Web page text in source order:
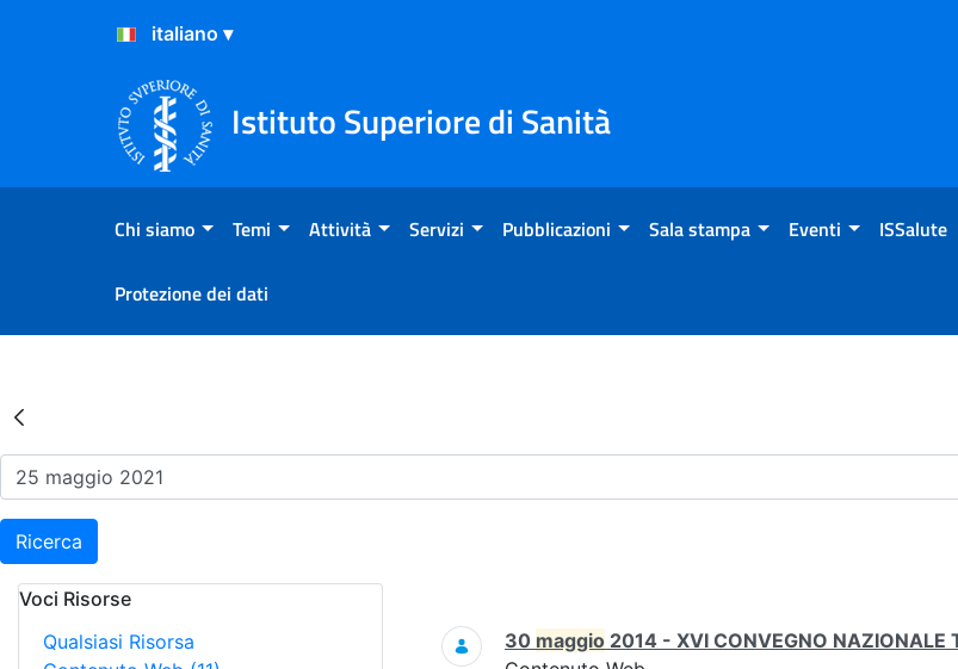
Salta al Contenuto
Salta al Footer
Istituto Superiore di Sanità
Chi siamo Temi Attività Servizi Pubblicazioni Sala stampa Eventi ISSalute
Protezione dei dati
Risultati della Ricerca - Eventi
Ricerca
Voci Risorse
Qualsiasi Risorsa
Ricerca
30 maggio 2014 - XVI CONVEGNO NAZIONALE